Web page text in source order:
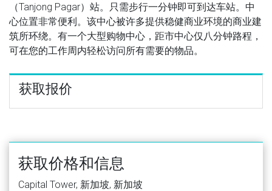
（Tanjong Pagar）站。只需步行一分钟即可到达车站。中
心位置非常便利。该中心被许多提供稳健商业环境的商业建
筑所环绕。有一个大型购物中心，距市中心仅八分钟路程，
可在您的工作周内轻松访问所有需要的物品。
获取报价
获取价格和信息
Capital Tower, 新加坡, 新加坡